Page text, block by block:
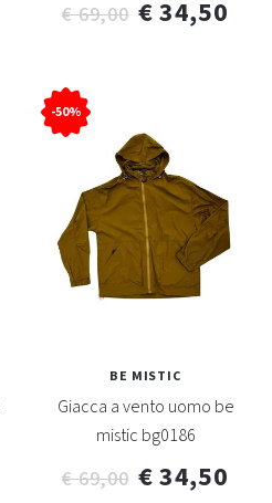
€ 69,00 € 34,50
-50%
BE MISTIC
Giacca a vento uomo be
mistic bg0186
€ 69,00 € 34,50